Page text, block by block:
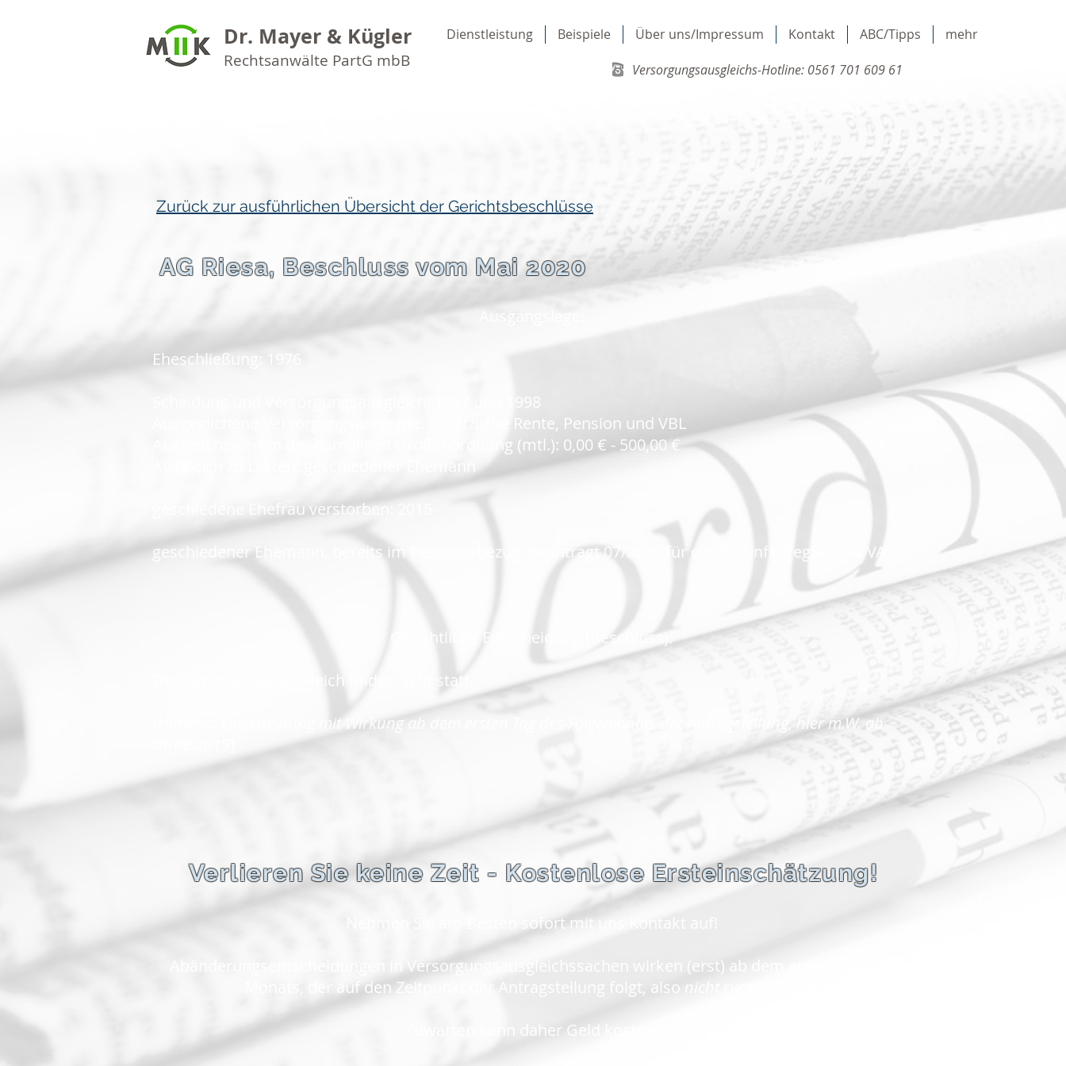
Dr. Mayer & Kügler
Rechtsanwälte PartG mbB Versorgungsausgleichs-Hotline: 0561 701 609 61
Dienstleistung Beispiele Über uns/Impressum Kontakt ABC/Tipps mehr
Zurück zur ausführlichen Übersicht der Gerichtsbeschlüsse
AG Riesa, Beschluss vom Mai 2020
Eheschließung: 1976
Scheidung und Versorgungsausgleich: 1997 und 1998
Ausgeglichene Versorgungsanrechte: gesetzliche Rente, Pension und VBL
Ausgleichswert in der damaligen Größenordnung (mtl.): 0,00 € - 500,00 €
geschiedene Ehefrau verstorben: 2015
geschiedener Ehemann, bereits im Pensionsbezug, beantragt 07/2019 für die Zukunft Wegfall des VA
Gerichtliche Entscheidung (Beschluss):
Der Versorgungsausgleich findet nicht statt.
Hinweis: Entscheidung mit Wirkung ab dem ersten Tag des Folgemonats der Antragstellung, hier m.W. ab
Verlieren Sie keine Zeit - Kostenlose Ersteinschätzung!
Nehmen Sie am Besten sofort mit uns Kontakt auf!
Abänderungsentscheidungen in Versorgungsausgleichssachen wirken (erst) ab dem ersten Tag des
Monats, der auf den Zeitpunkt der Antragstellung folgt, also nicht
Zuwarten kann daher Geld kosten.